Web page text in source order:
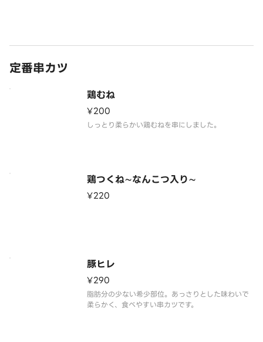
定番串カツ
鶏むね
¥200
しっとり柔らかい鶏むねを串にしました。
鶏つくね∼なんこつ入り∼
¥220
豚ヒレ
¥290
脂肪分の少ない希少部位。あっさりとした味わいで
柔らかく、食べやすい串カツです。